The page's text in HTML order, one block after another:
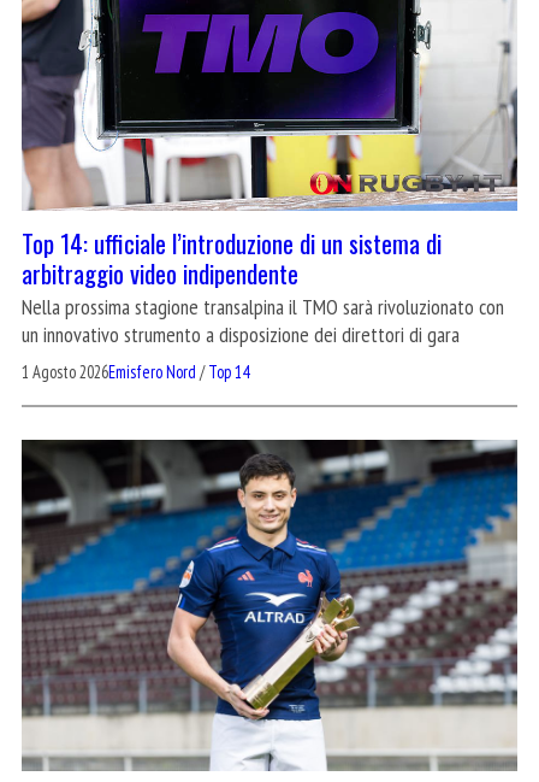
Top 14: ufficiale l’introduzione di un sistema di
arbitraggio video indipendente
Nella prossima stagione transalpina il TMO sarà rivoluzionato con
un innovativo strumento a disposizione dei direttori di gara
1 Agosto 2026Emisfero Nord /Top 14